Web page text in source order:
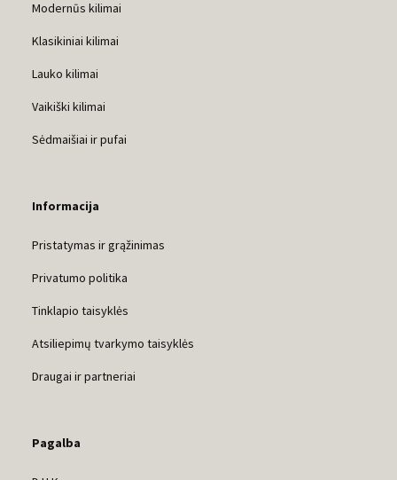
Modernūs kilimai
Klasikiniai kilimai
Lauko kilimai
Vaikiški kilimai
Sėdmaišiai ir pufai
Informacija
Pristatymas ir grąžinimas
Privatumo politika
Tinklapio taisyklės
Atsiliepimų tvarkymo taisyklės
Draugai ir partneriai
Pagalba